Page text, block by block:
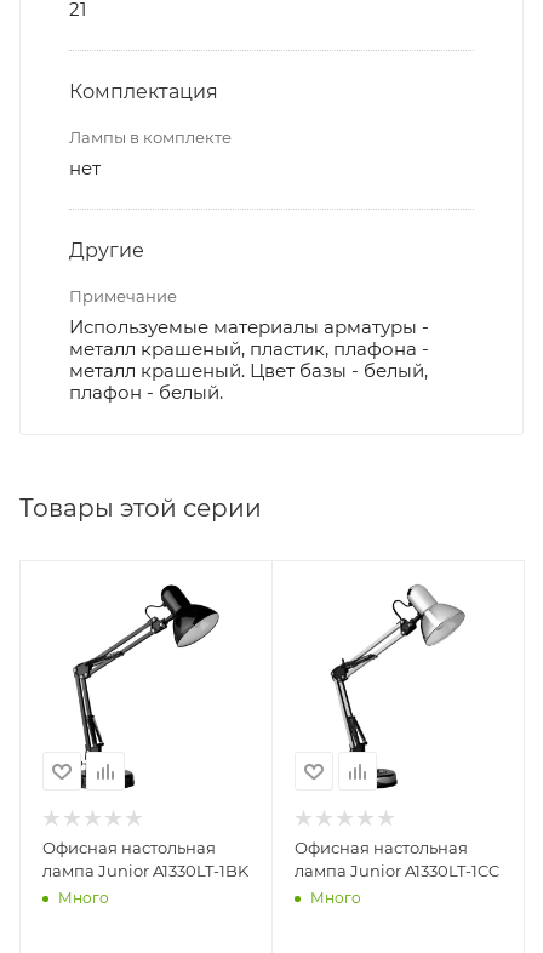
21
Комплектация
Лампы в комплекте
нет
Другие
Примечание
Используемые материалы арматуры -
металл крашеный, пластик, плафона -
металл крашеный. Цвет базы - белый,
плафон - белый.
Товары этой серии
Офисная настольная
лампа Junior A1330LT-1BK
Много
Офисная настольная
лампа Junior A1330LT-1CC
Много